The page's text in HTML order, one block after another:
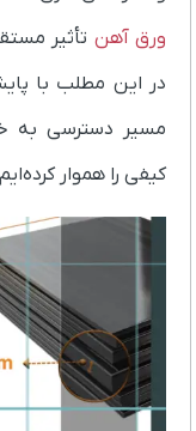
ورق آهنتأثیر
در این مطلب با
مسیر دسترسی به
کیفی را هموار کرده‌ایم.